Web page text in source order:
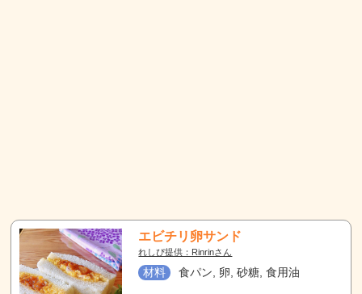
エビチリ卵サンド
れしぴ提供：Rinrinさん
材料 食パン, 卵, 砂糖, 食用油